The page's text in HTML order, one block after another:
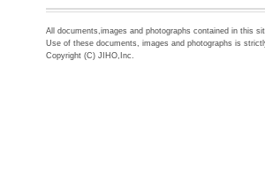
All documents,images and photographs contained in this
Use of these documents, images and photographs is
Copyright (C) JIHO,Inc.